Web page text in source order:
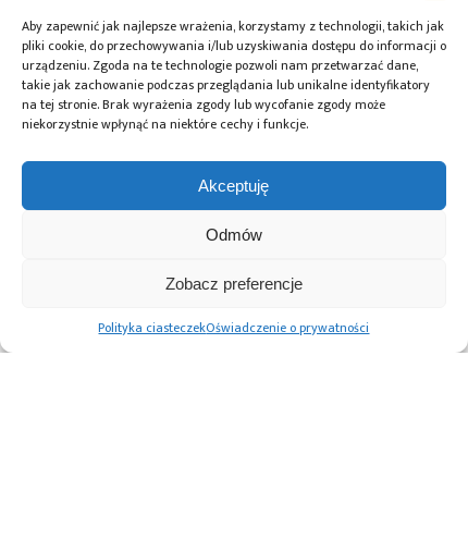
Aby zapewnić jak najlepsze wrażenia, korzystamy z technologii, takich jak
pliki cookie, do przechowywania i/lub uzyskiwania dostępu do informacji o
urządzeniu. Zgoda na te technologie pozwoli nam przetwarzać dane,
takie jak zachowanie podczas przeglądania lub unikalne identyfikatory
na tej stronie. Brak wyrażenia zgody lub wycofanie zgody może
niekorzystnie wpłynąć na niektóre cechy i funkcje.
Akceptuję
Odmów
Zobacz preferencje
Polityka ciasteczekOświadczenie o prywatności
Technologies (rodzina XMC1000 i XMC4000),
STMicroelectronics (STM32 i STR7), Freescale
Semiconductor (Kinetis L) oraz Silicon Labs (EFM32 i
Precision32). Obszarem jego szczególnego
zainteresowania są systemy wykorzystujące czujniki
środowiskowe (wilgotności, ciśnienia, temperatury)
oraz przemysłowe i motoryzacyjne interfejsy
wielu lat współpracuje z czasopismem "Elektronika
Praktyczna" oraz portalem Mikrokontroler.pl, na
łamach których publikuje liczne artykuły dotyczące
swoich projektów, jak również nowości produktowych
firm z branży półprzewodnikowej.